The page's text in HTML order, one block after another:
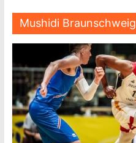
Mushidi Braunschweig